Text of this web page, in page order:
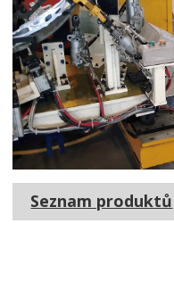
Seznam produktů